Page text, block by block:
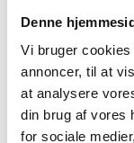
Denne
Vi bruger
annoncer, til at
at analysere
din brug af vores
for sociale